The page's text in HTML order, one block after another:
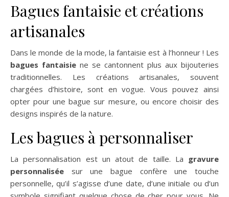
Bagues fantaisie et créations
artisanales
Dans le monde de la mode, la fantaisie est à l’honneur ! Les
bagues fantaisie ne se cantonnent plus aux bijouteries
traditionnelles. Les créations artisanales, souvent
chargées d’histoire, sont en vogue. Vous pouvez ainsi
opter pour une bague sur mesure, ou encore choisir des
designs inspirés de la nature.
Les bagues à personnaliser
La personnalisation est un atout de taille. La gravure
personnalisée sur une bague confère une touche
personnelle, qu’il s’agisse d’une date, d’une initiale ou d’un